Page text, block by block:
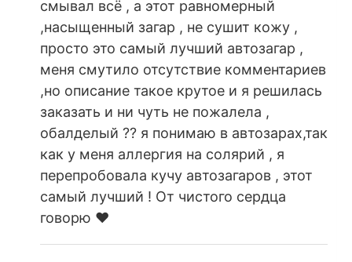
смывал всё , а этот равномерный
,насыщенный загар , не сушит кожу ,
просто это самый лучший автозагар ,
меня смутило отсутствие комментариев
,но описание такое крутое и я решилась
заказать и ни чуть не пожалела ,
обалделый ?? я понимаю в автозарах,так
как у меня аллергия на солярий , я
перепробовала кучу автозагаров , этот
самый лучший ! От чистого сердца
говорю ❤️